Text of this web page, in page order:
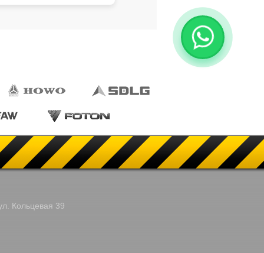
Кольцевая 39